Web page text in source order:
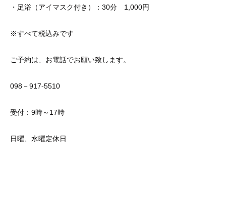
・足浴（アイマスク付き）：30分 1,000円
※すべて税込みです
ご予約は、お電話でお願い致します。
098－917-5510
受付：9時～17時
日曜、水曜定休日